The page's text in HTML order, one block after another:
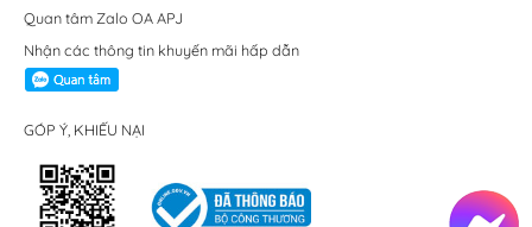
Quan tâm Zalo OA APJ
Nhận các thông tin khuyến mãi hấp dẫn
GÓP Ý, KHIẾU NẠI